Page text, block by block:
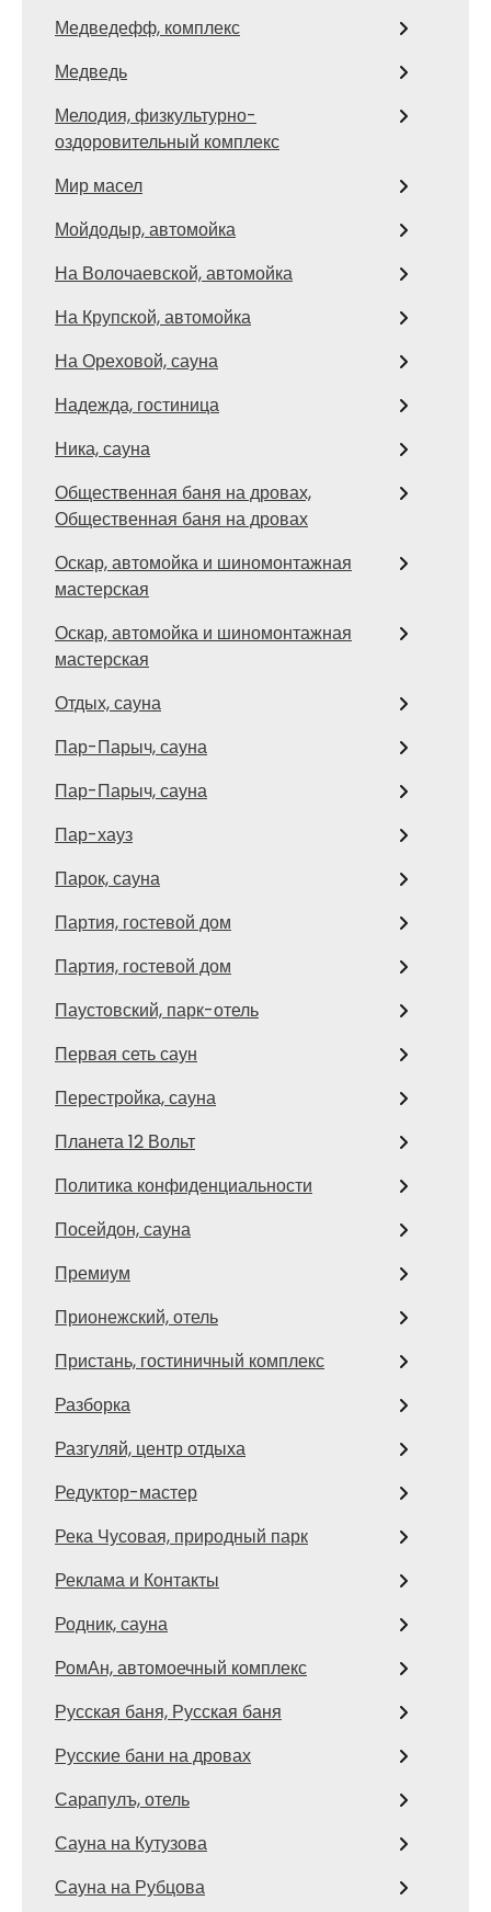
Медведефф, комплекс
Медведь
Мелодия, физкультурно-
оздоровительный комплекс
Мир масел
Мойдодыр, автомойка
На Волочаевской, автомойка
На Крупской, автомойка
На Ореховой, сауна
Надежда, гостиница
Ника, сауна
Общественная баня на дровах,
Общественная баня на дровах
Оскар, автомойка и шиномонтажная
мастерская
Оскар, автомойка и шиномонтажная
мастерская
Отдых, сауна
Пар-Парыч, сауна
Пар-Парыч, сауна
Пар-хауз
Парок, сауна
Партия, гостевой дом
Партия, гостевой дом
Паустовский, парк-отель
Первая сеть саун
Перестройка, сауна
Планета 12 Вольт
Политика конфиденциальности
Посейдон, сауна
Премиум
Прионежский, отель
Пристань, гостиничный комплекс
Разборка
Разгуляй, центр отдыха
Редуктор-мастер
Река Чусовая, природный парк
Реклама и Контакты
Родник, сауна
РомАн, автомоечный комплекс
Русская баня, Русская баня
Русские бани на дровах
Сарапулъ, отель
Сауна на Кутузова
Сауна на Рубцова